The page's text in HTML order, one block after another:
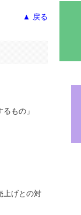
▲ 戻る
もの」
上げとの対